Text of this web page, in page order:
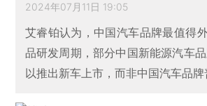
2024年07月11日 19:05
艾睿铂认为，中国汽车品牌最值得
品研发周期，部分中国新能源汽车
以推出新车上市，而非中国汽车品